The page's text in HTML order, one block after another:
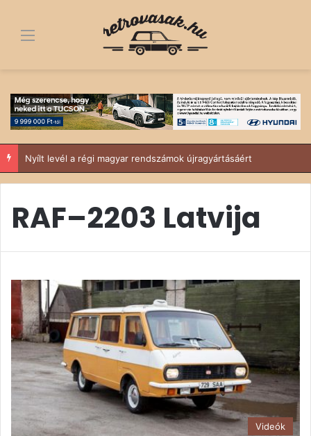
Menü
Nyílt levél a régi magyar rendszámok újragyártásáért
RAF–2203 Latvija
Videók